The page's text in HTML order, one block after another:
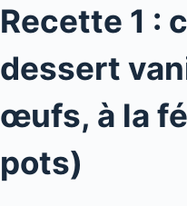
Recette 1 :
dessert
œufs, à la
pots)